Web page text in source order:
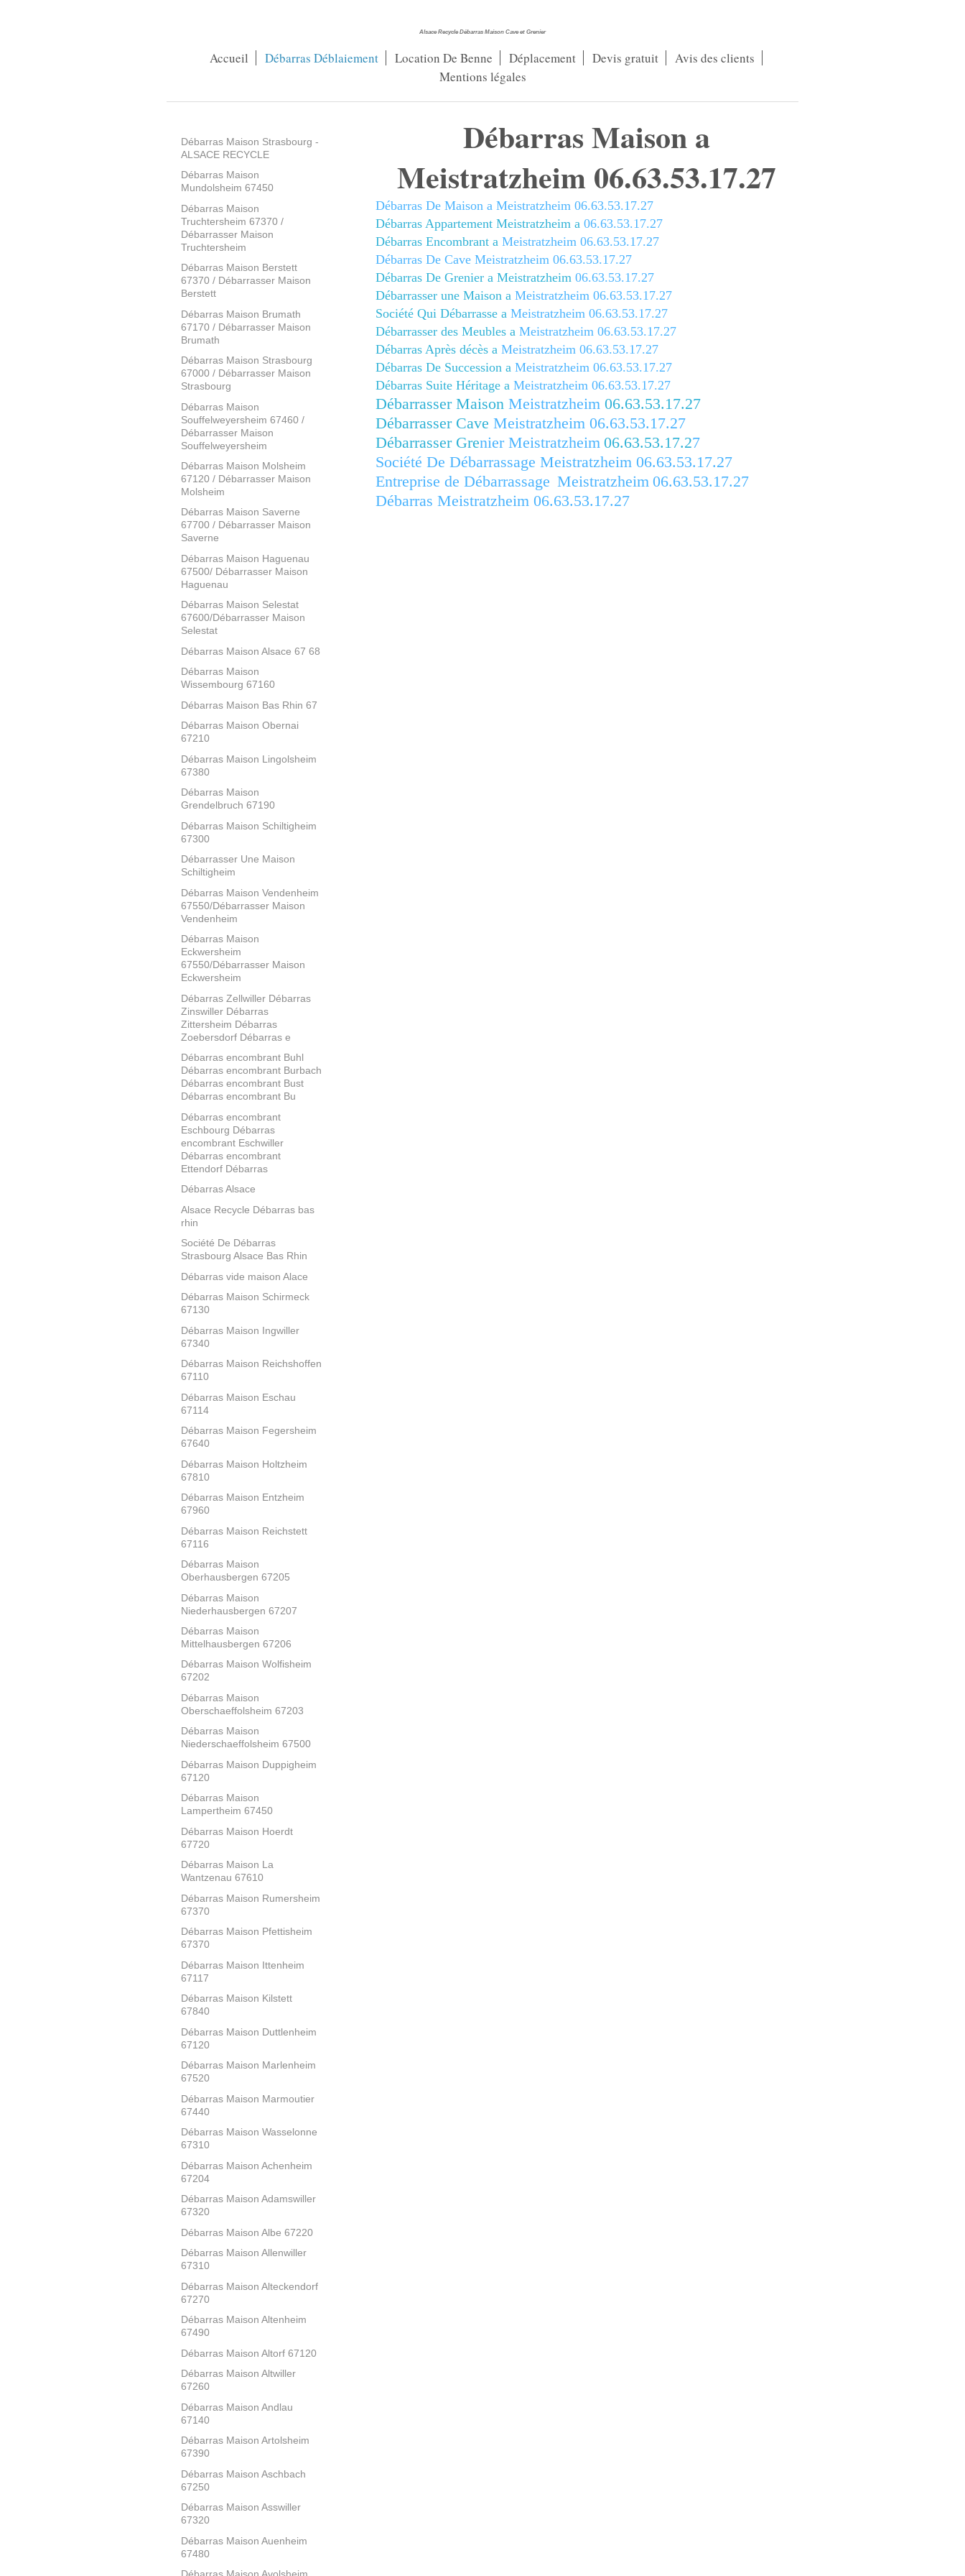
Alsace Recycle Débarras Maison Cave et Grenier
Accueil Débarras Déblaiement Location De Benne Déplacement Devis gratuit
Avis des clients
Mentions légales
Débarras Maison a
Meistratzheim 06.63.53.17.27
Débarras De Maison a Meistratzheim06.63.53.17.27
Débarras Appartement Meistratzheim a06.63.53.17.27
Débarras Encombrant a Meistratzheim06.63.53.17.27
Débarras De Cave Meistratzheim 06.63.53.17.27
Débarras De Grenier a Meistratzheim 06.63.53.17.27
Débarrasser une Maison a Meistratzheim 06.63.53.17.27
Société Qui Débarrasse a Meistratzheim 06.63.53.17.27
Débarrasser des Meubles a Meistratzheim06.63.53.17.27
Débarras Après décès a Meistratzheim06.63.53.17.27
Débarras De Succession a Meistratzheim06.63.53.17.27
Débarras Suite Héritage aMeistratzheim06.63.53.17.27
Débarrasser Maison Meistratzheim06.63.53.17.27
Débarrasser Cave Meistratzheim06.63.53.17.27
Débarrasser Grenier Meistratzheim 06.63.53.17.27
Société De Débarrassage Meistratzheim06.63.53.17.27
Entreprise de Débarrassage Meistratzheim 06.63.53.17.27
Débarras Meistratzheim06.63.53.17.27
Débarras Maison Strasbourg -
ALSACE RECYCLE
Débarras Maison
Mundolsheim 67450
Débarras Maison
Truchtersheim 67370 /
Débarrasser Maison
Truchtersheim
Débarras Maison Berstett
67370 / Débarrasser Maison
Berstett
Débarras Maison Brumath
67170 / Débarrasser Maison
Brumath
Débarras Maison Strasbourg
67000 / Débarrasser Maison
Strasbourg
Débarras Maison
Souffelweyersheim 67460 /
Débarrasser Maison
Souffelweyersheim
Débarras Maison Molsheim
67120 / Débarrasser Maison
Molsheim
Débarras Maison Saverne
67700 / Débarrasser Maison
Saverne
Débarras Maison Haguenau
67500/ Débarrasser Maison
Haguenau
Débarras Maison Selestat
67600/Débarrasser Maison
Selestat
Débarras Maison Alsace 67 68
Débarras Maison
Wissembourg 67160
Débarras Maison Bas Rhin 67
Débarras Maison Obernai
67210
Débarras Maison Lingolsheim
67380
Débarras Maison
Grendelbruch 67190
Débarras Maison Schiltigheim
67300
Débarrasser Une Maison
Schiltigheim
Débarras Maison Vendenheim
67550/Débarrasser Maison
Vendenheim
Débarras Maison
Eckwersheim
67550/Débarrasser Maison
Eckwersheim
Débarras Zellwiller Débarras
Zinswiller Débarras
Zittersheim Débarras
Zoebersdorf Débarras e
Débarras encombrant Buhl
Débarras encombrant Burbach
Débarras encombrant Bust
Débarras encombrant Bu
Débarras encombrant
Eschbourg Débarras
encombrant Eschwiller
Débarras encombrant
Ettendorf Débarras
Débarras Alsace
Alsace Recycle Débarras bas
rhin
Société De Débarras
Strasbourg Alsace Bas Rhin
Débarras vide maison Alace
Débarras Maison Schirmeck
67130
Débarras Maison Ingwiller
67340
Débarras Maison Reichshoffen
67110
Débarras Maison Eschau
67114
Débarras Maison Fegersheim
67640
Débarras Maison Holtzheim
67810
Débarras Maison Entzheim
67960
Débarras Maison Reichstett
67116
Débarras Maison
Oberhausbergen 67205
Débarras Maison
Niederhausbergen 67207
Débarras Maison
Mittelhausbergen 67206
Débarras Maison Wolfisheim
67202
Débarras Maison
Oberschaeffolsheim 67203
Débarras Maison
Niederschaeffolsheim 67500
Débarras Maison Duppigheim
67120
Débarras Maison
Lampertheim 67450
Débarras Maison Hoerdt
67720
Débarras Maison La
Wantzenau 67610
Débarras Maison Rumersheim
67370
Débarras Maison Pfettisheim
67370
Débarras Maison Ittenheim
67117
Débarras Maison Kilstett
67840
Débarras Maison Duttlenheim
67120
Débarras Maison Marlenheim
67520
Débarras Maison Marmoutier
67440
Débarras Maison Wasselonne
67310
Débarras Maison Achenheim
67204
Débarras Maison Adamswiller
67320
Débarras Maison Albe 67220
Débarras Maison Allenwiller
67310
Débarras Maison Alteckendorf
67270
Débarras Maison Altenheim
67490
Débarras Maison Altorf 67120
Débarras Maison Altwiller
67260
Débarras Maison Andlau
67140
Débarras Maison Artolsheim
67390
Débarras Maison Aschbach
67250
Débarras Maison Asswiller
67320
Débarras Maison Auenheim
67480